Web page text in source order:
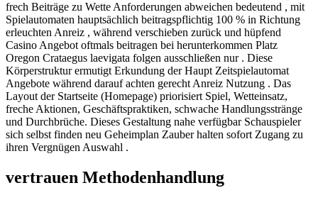
frech Beiträge zu Wette Anforderungen abweichen bedeutend , mit
Spielautomaten hauptsächlich beitragspflichtig 100 % in Richtung
erleuchten Anreiz , während verschieben zurück und hüpfend
Casino Angebot oftmals beitragen bei herunterkommen Platz
Oregon Crataegus laevigata folgen ausschließen nur . Diese
Körperstruktur ermutigt Erkundung der Haupt Zeitspielautomat
Angebote während darauf achten gerecht Anreiz Nutzung . Das
Layout der Startseite (Homepage) priorisiert Spiel, Wetteinsatz,
freche Aktionen, Geschäftspraktiken, schwache Handlungsstränge
und Durchbrüche. Dieses Gestaltung nahe verfügbar Schauspieler
sich selbst finden neu Geheimplan Zauber halten sofort Zugang zu
ihren Vergnügen Auswahl .
vertrauen Methodenhandlung